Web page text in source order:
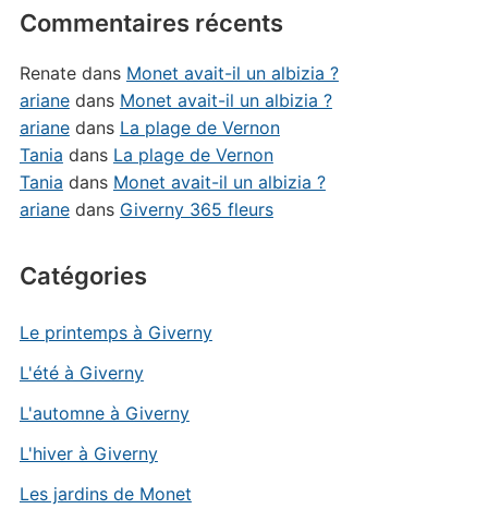
Commentaires récents
Renatedans Monet avait-il un albizia ?
arianedans Monet avait-il un albizia ?
arianedans La plage de Vernon
Tania dans La plage de Vernon
Tania dans Monet avait-il un albizia ?
arianedans Giverny 365 fleurs
Catégories
Le printemps à Giverny
L'été à Giverny
L'automne à Giverny
L'hiver à Giverny
Les jardins de Monet